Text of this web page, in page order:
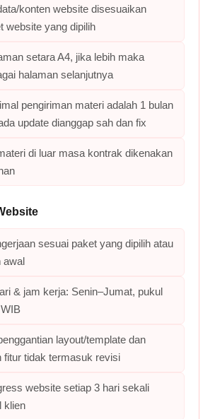
konten website disesuaikan
website yang dipilih
setara A4, jika lebih maka
halaman selanjutnya
pengiriman materi adalah 1 bulan
update dianggap sah dan fix
di luar masa kontrak dikenakan
sesuai paket yang dipilih atau
awal
& jam kerja: Senin–Jumat, pukul
layout/template dan
fitur tidak termasuk revisi
website setiap 3 hari sekali
klien